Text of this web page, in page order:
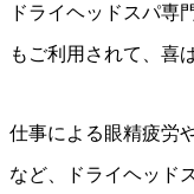
ドライヘッドスパ専
もご利用されて、喜
仕事による眼精疲労
など、ドライヘッド